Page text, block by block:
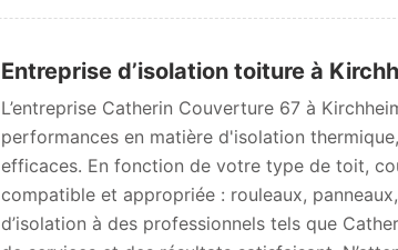
Entreprise d’isolation toiture à
L’entreprise Catherin Couverture 67 à
performances en matière d'isolation
efficaces. En fonction de votre type de toit,
compatible et appropriée : rouleaux,
d’isolation à des professionnels tels que